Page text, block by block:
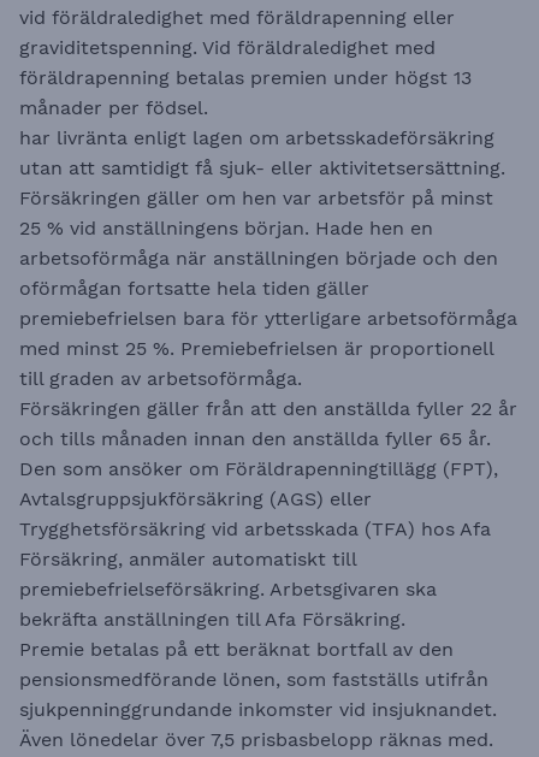
vid föräldraledighet med föräldrapenning eller
graviditetspenning. Vid föräldraledighet med
föräldrapenning betalas premien under högst 13
månader per födsel.
har livränta enligt lagen om arbetsskadeförsäkring
utan att samtidigt få sjuk- eller aktivitetsersättning.
Försäkringen gäller om hen var arbetsför på minst
25 % vid anställningens början. Hade hen en
arbetsoförmåga när anställningen började och den
oförmågan fortsatte hela tiden gäller
premiebefrielsen bara för ytterligare arbetsoförmåga
med minst 25 %. Premiebefrielsen är proportionell
till graden av arbetsoförmåga.
Försäkringen gäller från att den anställda fyller 22 år
och tills månaden innan den anställda fyller 65 år.
Den som ansöker om Föräldrapenningtillägg (FPT),
Avtalsgruppsjukförsäkring (AGS) eller
Trygghetsförsäkring vid arbetsskada (TFA) hos Afa
Försäkring, anmäler automatiskt till
premiebefrielseförsäkring. Arbetsgivaren ska
bekräfta anställningen till Afa Försäkring.
Premie betalas på ett beräknat bortfall av den
pensionsmedförande lönen, som fastställs utifrån
sjukpenninggrundande inkomster vid insjuknandet.
Även lönedelar över 7,5 prisbasbelopp räknas med.